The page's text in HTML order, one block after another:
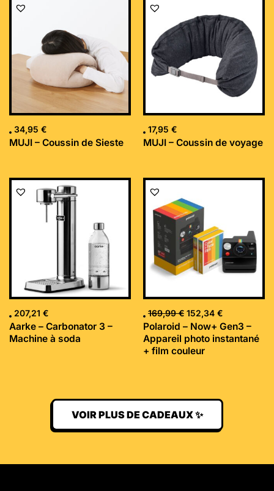
34,95 €
MUJI – Coussin de Sieste
17,95 €
MUJI – Coussin de voyage
207,21 €
Aarke – Carbonator 3 –
Machine à soda
169,99€
Le
initial
était :
169,99 €.
152,34 €
Le
Polaroid – Now+ Gen3 –
Appareil photo instantané
+ film couleur
VOIR PLUS DE CADEAUX ✨